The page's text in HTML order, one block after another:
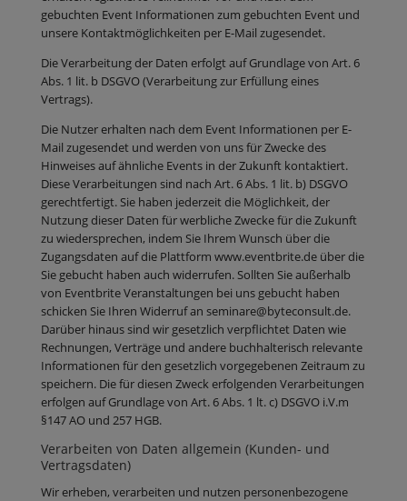
gebuchten Event Informationen zum gebuchten Event und
unsere Kontaktmöglichkeiten per E-Mail zugesendet.
Die Verarbeitung der Daten erfolgt auf Grundlage von Art. 6
Abs. 1 lit. b DSGVO (Verarbeitung zur Erfüllung eines
Vertrags).
Die Nutzer erhalten nach dem Event Informationen per E-
Mail zugesendet und werden von uns für Zwecke des
Hinweises auf ähnliche Events in der Zukunft kontaktiert.
Diese Verarbeitungen sind nach Art. 6 Abs. 1 lit. b) DSGVO
gerechtfertigt. Sie haben jederzeit die Möglichkeit, der
Nutzung dieser Daten für werbliche Zwecke für die Zukunft
zu wiedersprechen, indem Sie Ihrem Wunsch über die
Zugangsdaten auf die Plattform www.eventbrite.de über die
Sie gebucht haben auch widerrufen. Sollten Sie außerhalb
von Eventbrite Veranstaltungen bei uns gebucht haben
schicken Sie Ihren Widerruf an seminare@byteconsult.de.
Darüber hinaus sind wir gesetzlich verpflichtet Daten wie
Rechnungen, Verträge und andere buchhalterisch relevante
Informationen für den gesetzlich vorgegebenen Zeitraum zu
speichern. Die für diesen Zweck erfolgenden Verarbeitungen
erfolgen auf Grundlage von Art. 6 Abs. 1 lt. c) DSGVO i.V.m
§147 AO und 257 HGB.
Verarbeiten von Daten allgemein (Kunden- und
Vertragsdaten)
Wir erheben, verarbeiten und nutzen personenbezogene